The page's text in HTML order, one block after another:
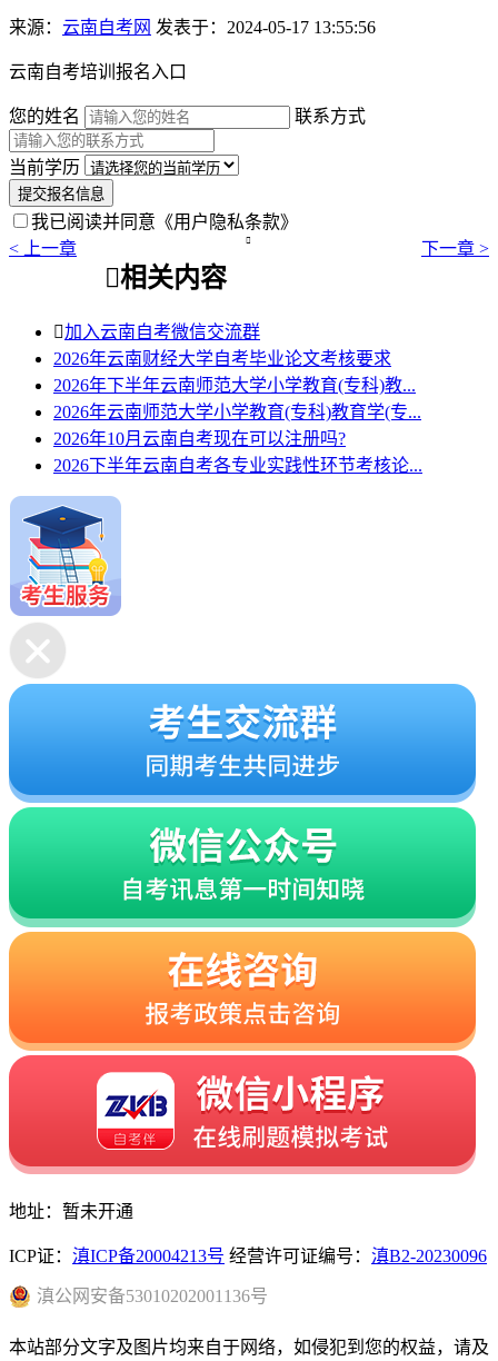
来源： 云南自考网 发表于：2024-05-17 13:55:56
云南自考培训报名入口
您的姓名 联系方式
当前学历
提交报名信息
我已阅读并同意 《用户隐私条款》
< 上一章
 下一章 >
相关内容
加入云南自考微信交流群
2026年云南财经大学自考毕业论文考核要求
2026年下半年云南师范大学小学教育(专科)教...
2026年云南师范大学小学教育(专科)教育学(专...
2026年10月云南自考现在可以注册吗?
2026下半年云南自考各专业实践性环节考核论...
地址：暂未开通
ICP证： 滇ICP备20004213号 经营许可证编号： 滇B2-20230096
滇公网安备53010202001136号
本站部分文字及图片均来自于网络，如侵犯到您的权益，请及